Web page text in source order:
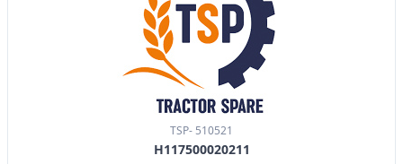
TSP- 510521
H117500020211